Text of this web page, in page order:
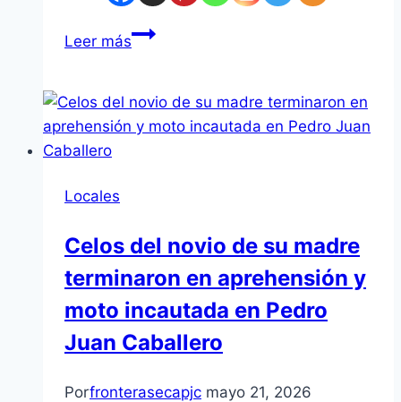
Leer más
Locales
Celos del novio de su madre
terminaron en aprehensión y
moto incautada en Pedro
Juan Caballero
Porfronterasecapjc mayo 21, 2026